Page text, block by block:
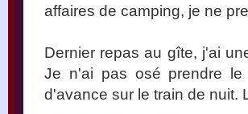
affaires de camping, je ne
Dernier repas au gîte, j'ai
Je n'ai pas osé prendre
d'avance sur le train de nuit.